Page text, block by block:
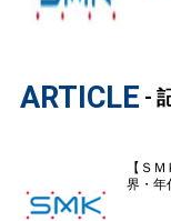
ARTICLE -
【Ｓ
界・年